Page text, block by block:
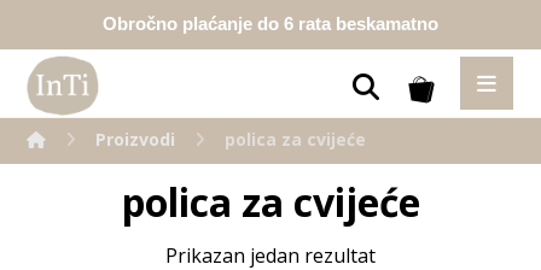
Obročno plaćanje do 6 rata beskamatno
Proizvodi polica za cvijeće
polica za cvijeće
Prikazan jedan rezultat